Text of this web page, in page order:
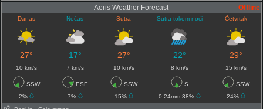
Aeris Weather Forecast Offline
Danas Noćas Sutra Sutra tokom noći Četvrtak
27° 17° 27° 22° 29°
10 km/s 7 km/s 10 km/s 8 km/s 15 km/s
SSW ESE SSW S
SSW
2%
7% 15% 0.24mm 38%
24%